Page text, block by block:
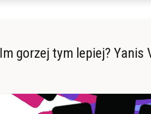
Im gorzej tym lepiej?